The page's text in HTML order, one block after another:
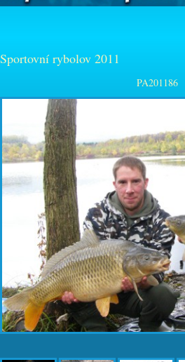
Sportovní rybolov 2011
PA201186